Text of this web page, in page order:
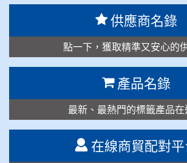
供應商名錄
點一下，獲取精準又安心的
產品名錄
最新、最熱門的標籤產品在
在線商貿配對